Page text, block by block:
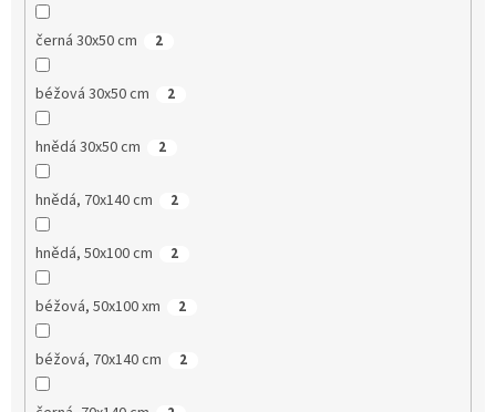
černá 30x50 cm 2
béžová 30x50 cm 2
hnědá 30x50 cm 2
hnědá, 70x140 cm 2
hnědá, 50x100 cm 2
béžová, 50x100 xm 2
béžová, 70x140 cm 2